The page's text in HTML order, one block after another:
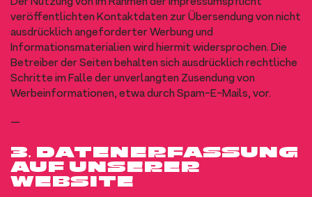
veröffentlichten Kontaktdaten zur Übersendung von nicht
ausdrücklich angeforderter Werbung und
Informationsmaterialien wird hiermit widersprochen. Die
Betreiber der Seiten behalten sich ausdrücklich rechtliche
Schritte im Falle der unverlangten Zusendung von
Werbeinformationen, etwa durch Spam-E-Mails, vor.
—
3. DATENERFASSUNG
AUF UNSERER
WEBSITE